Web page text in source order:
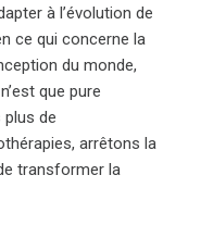
à l’évolution de
ce qui concerne la
du monde,
que pure
plus de
arrêtons la
transformer la